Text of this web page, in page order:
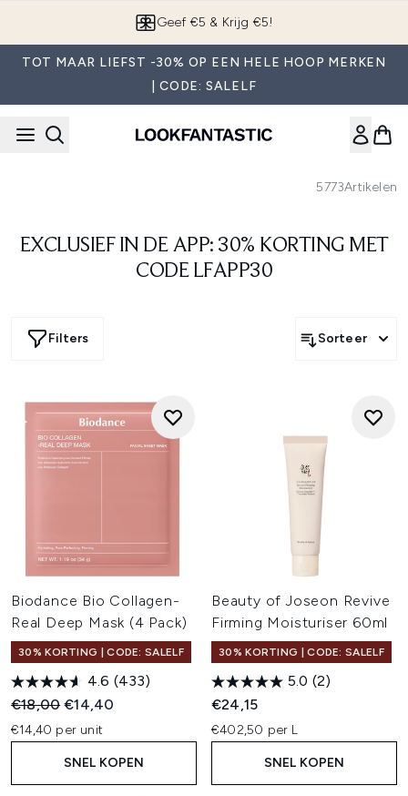
Geef €5 & Krijg €5!
TOT MAAR LIEFST -30% OP EEN HELE HOOP MERKEN
| CODE: SALELF
5773Artikelen
EXCLUSIEF IN DE APP: 30% KORTING MET
CODE LFAPP30
Filters Sorteer
Biodance Bio Collagen-
Real Deep Mask (4 Pack)
30% KORTING | CODE: SALELF
4.6 (433)
Recommended Retail Price:
€18,00Huidige prijs:
€14,40
€14,40 per unit
SNEL KOPEN
Beauty of Joseon Revive
Firming Moisturiser 60ml
30% KORTING | CODE: SALELF
5.0 (2)
€24,15
€402,50 per L
SNEL KOPEN